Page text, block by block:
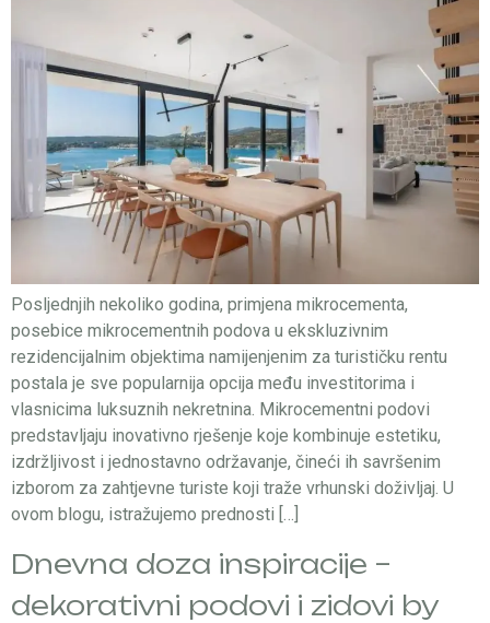
Posljednjih nekoliko godina, primjena mikrocementa,
posebice mikrocementnih podova u ekskluzivnim
rezidencijalnim objektima namijenjenim za turističku rentu
postala je sve popularnija opcija među investitorima i
vlasnicima luksuznih nekretnina. Mikrocementni podovi
predstavljaju inovativno rješenje koje kombinuje estetiku,
izdržljivost i jednostavno održavanje, čineći ih savršenim
izborom za zahtjevne turiste koji traže vrhunski doživljaj. U
ovom blogu, istražujemo prednosti […]
Dnevna doza inspiracije –
dekorativni podovi i zidovi by